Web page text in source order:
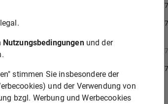
Gläubigers sowie
Besitzer der in Streit
beglaubigte Urkunden
ist dies in der
§
§
§
§
Nutzungsbedingungenund der
stimmen Sie insbesondere der
und der Verwendung von
bzgl. Werbung und Werbecookies